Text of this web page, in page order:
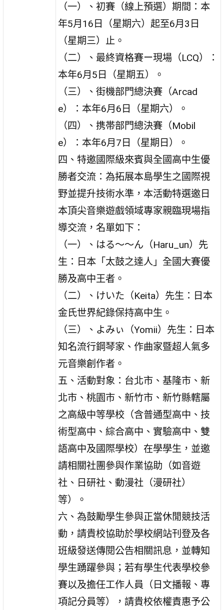
（一）、初賽（線上預選）期間：本
年5月16日（星期六）起至6月3日
（星期三）止。
（二）、最終資格賽ー現場（LCQ）：
本年6月5日（星期五）。
（三）、街機部門總決賽（Arcad
e）：本年6月6日（星期六）。
（四）、携帯部門總決賽（Mobil
e）：本年6月7日（星期日）。
四、特邀國際級來賓與全國高中生優
勝者交流：為拓展本島學生之國際視
野並提升技術水準，本活動特選邀日
本頂尖音樂遊戲領域專家親臨現場指
導交流，名單如下：
（一）、はる〜〜ん（Haru_un）先
生：日本「太鼓之達人」全國大賽優
勝及高中王者。
（二）、けいた（Keita）先生：日本
金氏世界紀錄保持高中生。
（三）、よみぃ（Yomii）先生：日本
知名流行鋼琴家、作曲家暨超人氣多
元音樂創作者。
五、活動對象：台北市、基隆市、新
北市、桃園市、新竹市、新竹縣轄屬
之高級中等學校（含普通型高中、技
術型高中、綜合高中、實驗高中、雙
語高中及國際學校）在學學生，並邀
請相關社團參與作業協助（如音遊
社、日研社、動漫社（漫研社）
等）。
六、為鼓勵學生參與正當休閒競技活
動，請貴校協助於學校網站刊登及各
班級發送傳閱公告相關訊息，並轉知
學生踴躍參與；若有學生代表學校參
賽以及擔任工作人員（日文播報、專
項記分員等），請貴校依權責惠予公